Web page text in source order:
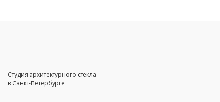
Студия архитектурного стекла
в Санкт-Петербурге